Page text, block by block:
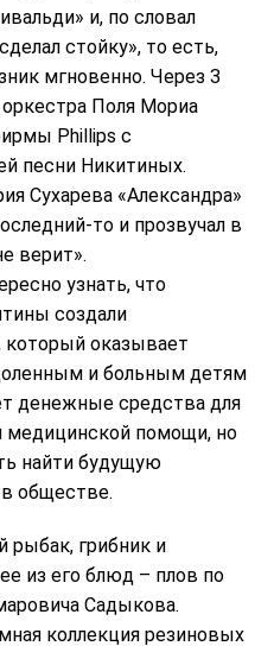
и, по словал
стойку», то есть,
мгновенно. Через 3
Поля Мориа
Phillips с
песни Никитиных.
Сухарева «Александра»
то и прозвучал в
верит».
узнать, что
создали
который оказывает
и больным детям
денежные средства для
медицинской помощи, но
найти будущую
обществе.
рыбак, грибник и
из его блюд – плов по
Садыкова.
коллекция резиновых